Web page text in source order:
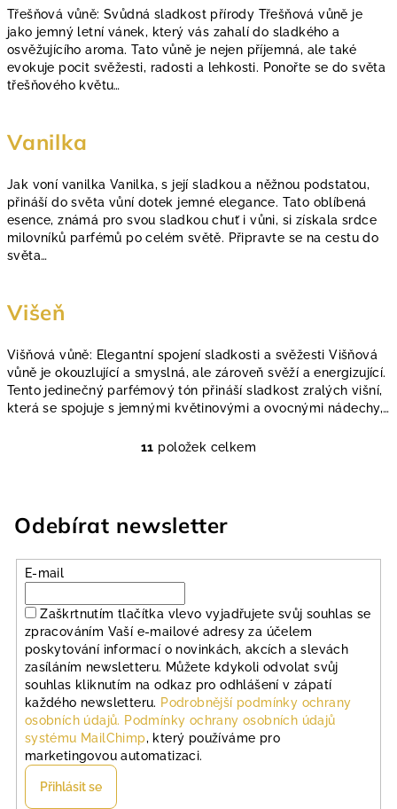
Třešňová vůně: Svůdná sladkost přírody Třešňová vůně je
jako jemný letní vánek, který vás zahalí do sladkého a
osvěžujícího aroma. Tato vůně je nejen příjemná, ale také
evokuje pocit svěžesti, radosti a lehkosti. Ponořte se do světa
třešňového květu…
Vanilka
Jak voní vanilka Vanilka, s její sladkou a něžnou podstatou,
přináší do světa vůní dotek jemné elegance. Tato oblíbená
esence, známá pro svou sladkou chuť i vůni, si získala srdce
milovníků parfémů po celém světě. Připravte se na cestu do
světa…
Višeň
Višňová vůně: Elegantní spojení sladkosti a svěžesti Višňová
vůně je okouzlující a smyslná, ale zároveň svěží a energizující.
Tento jedinečný parfémový tón přináší sladkost zralých višní,
která se spojuje s jemnými květinovými a ovocnými nádechy,…
O
á
d
a
p
r
v
k
y
v
ý
p
11 položek celkem
Odebírat newsletter
E-mail
Zaškrtnutím tlačítka vlevo vyjadřujete svůj souhlas se
zpracováním Vaší e-mailové adresy za účelem
poskytování informací o novinkách, akcích a slevách
zasíláním newsletteru. Můžete kdykoli odvolat svůj
souhlas kliknutím na odkaz pro odhlášení v zápatí
každého newsletteru. Podrobnější podmínky ochrany
osobních údajů. Podmínky ochrany osobních údajů
systému MailChimp, který používáme pro
marketingovou automatizaci.
Přihlásit se